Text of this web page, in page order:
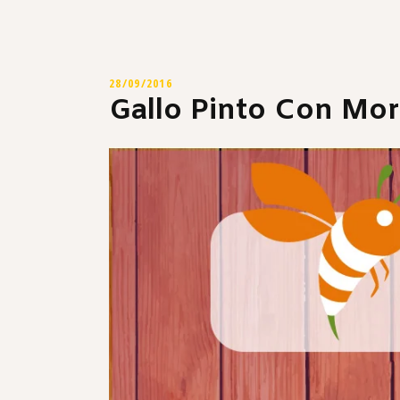
28/09/2016
Gallo Pinto Con